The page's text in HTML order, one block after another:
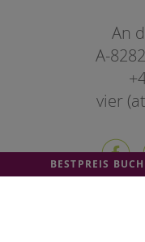
An
A-
vier
BESTPREIS